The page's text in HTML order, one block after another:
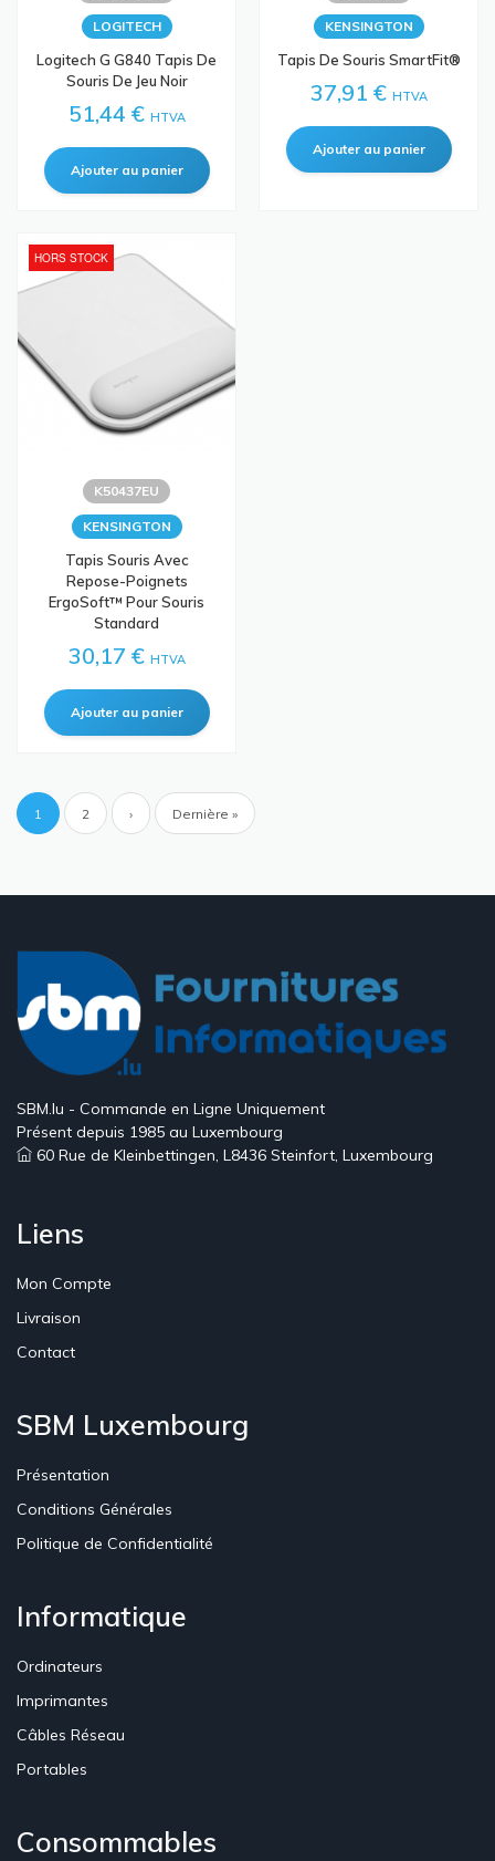
LOGITECH
Logitech G G840 Tapis De
Souris De Jeu Noir
51,44 € HTVA
KENSINGTON
Tapis De Souris SmartFit®
37,91 € HTVA
HORS STOCK
K50437EU
KENSINGTON
Tapis Souris Avec
Repose-Poignets
ErgoSoft™ Pour Souris
Standard
30,17 € HTVA
Pagination
Page
1 Page
2 Page
› Dernière
Dernière »
SBM.lu - Commande en Ligne Uniquement
Présent depuis 1985 au Luxembourg
60 Rue de Kleinbettingen, L8436 Steinfort, Luxembourg
Liens
Mon Compte
Livraison
Contact
SBM Luxembourg
Présentation
Conditions Générales
Politique de Confidentialité
Informatique
Ordinateurs
Imprimantes
Câbles Réseau
Portables
Consommables